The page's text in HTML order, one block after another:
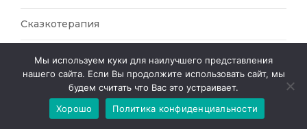
Сказкотерапия
Скрипка
Совместная Образовательная Деятельность
Современные Технологии
Мы используем куки для наилучшего представления
нашего сайта. Если Вы продолжите использовать сайт, мы
будем считать что Вас это устраивает.
Хорошо
Политика конфиденциальности